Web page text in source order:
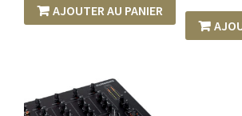
AJOUTER AU PANIER